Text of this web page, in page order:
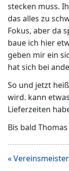
stecken muss.
das alles zu
Fokus, aber da
baue ich hier
geben mir ein
hat sich bei
So und jetzt
wird. kann
Lieferzeiten
Bis bald Thomas
«